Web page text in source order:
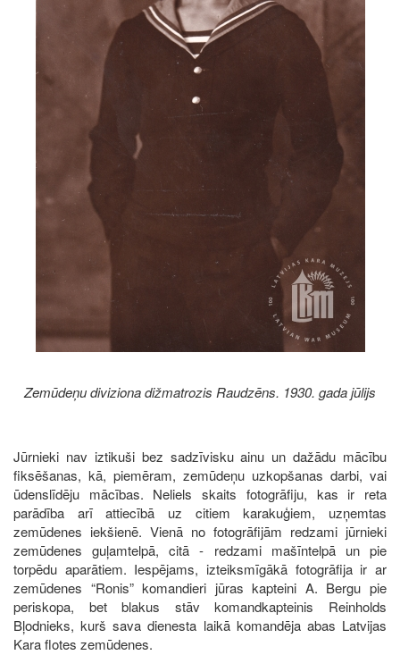
Zemūdeņu diviziona dižmatrozis Raudzēns. 1930. gada jūlijs
Jūrnieki nav iztikuši bez sadzīvisku ainu un dažādu mācību
fiksēšanas, kā, piemēram, zemūdeņu uzkopšanas darbi, vai
ūdenslīdēju mācības. Neliels skaits fotogrāfiju, kas ir reta
parādība arī attiecībā uz citiem karakuģiem, uzņemtas
zemūdenes iekšienē. Vienā no fotogrāfijām redzami jūrnieki
zemūdenes guļamtelpā, citā - redzami mašīntelpā un pie
torpēdu aparātiem. Iespējams, izteiksmīgākā fotogrāfija ir ar
zemūdenes “Ronis” komandieri jūras kapteini A. Bergu pie
periskopa, bet blakus stāv komandkapteinis Reinholds
Bļodnieks, kurš sava dienesta laikā komandēja abas Latvijas
Kara flotes zemūdenes.